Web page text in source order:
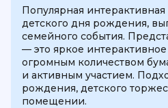
Популярная
детского дня рождения,
семейного события.
— это яркое
огромным количеством
и активным участием.
рождения, детского
помещении.